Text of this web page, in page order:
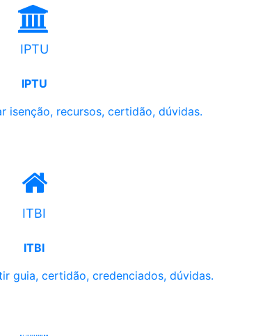
IPTU
IPTU
isenção, recursos, certidão, dúvidas.
ITBI
ITBI
guia, certidão, credenciados, dúvidas.